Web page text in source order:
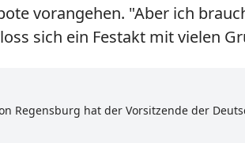
vorangehen. "Aber ich
sich ein Festakt mit vielen
Regensburg hat der Vorsitzende der